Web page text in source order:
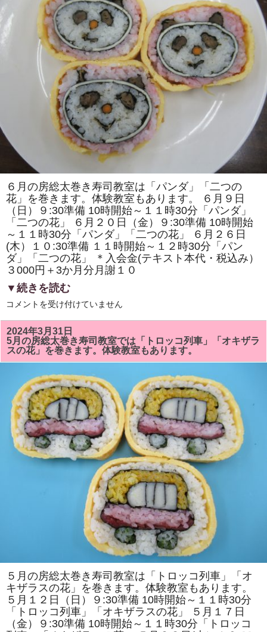
育
館
で
開
０
２
４」
「房
総
太
巻
き
寿
司」
ワ
ー
ク
シ
ョ
プ
販
を
し
ま
し
た!!
は
６月の房総太巻き寿司教室は「パンダ」「二つの
花」を巻きます。体験教室もあります。 ６月９日
（日）９:30準備 10時開始～１１時30分「パンダ」
「二つの花」 ６月２０日（金）９:30準備 10時開始
～１１時30分「パンダ」「二つの花」 ６月２６日
(木）１０:30準備 １１時開始～１２時30分「パン
ダ」「二つの花」 ＊入会金(テキスト本代・税込み）
３000円＋3か月分月謝１０
▼続きを読む
6
の
「房
総
太
巻
き
室」
で
は
「パ
ン
ダ」
「二
あ
り
ま
す。
は
コメントを受け付けていません
2024年3月31日
5月の房総太巻き寿司教室では「トロッコ列車」「オキザラ
スの花」を巻きます。体験教室もあります。
５月の房総太巻き寿司教室は「トロッコ列車」「オ
キザラスの花」を巻きます。体験教室もあります。
５月１２日（日）９:30準備 10時開始～１１時30分
「トロッコ列車」「オキザラスの花」 ５月１７日
（金）９:30準備 10時開始～１１時30分「トロッコ